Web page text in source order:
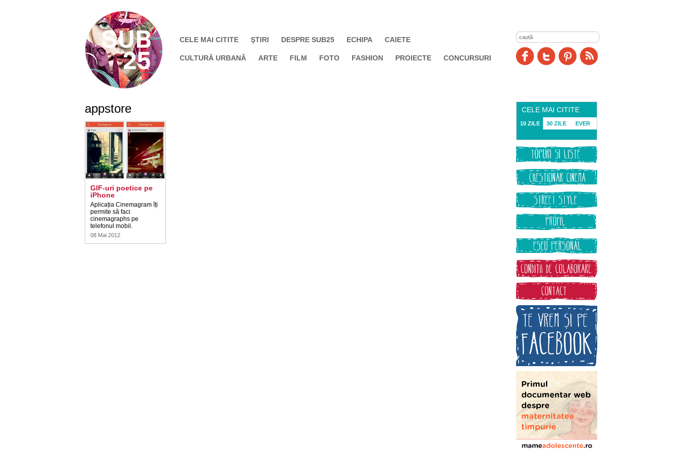
CELE MAI CITITE ŞTIRI DESPRE SUB25 ECHIPA CAIETE
CULTURĂ URBANĂ ARTE FILM FOTO FASHION PROIECTE CONCURSURI
appstore
GIF-uri poetice pe
iPhone
Aplicația Cinemagram îți
permite să faci
cinemagraphs pe
telefonul mobil.
08 Mai 2012
CELE MAI CITITE
10 ZILE 30 ZILE EVER